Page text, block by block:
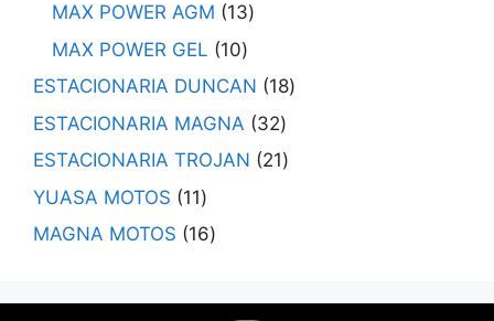
MAX POWER AGM
13
MAX POWER GEL
10
ESTACIONARIA DUNCAN
18
ESTACIONARIA MAGNA
32
ESTACIONARIA TROJAN
21
YUASA MOTOS
11
MAGNA MOTOS
16